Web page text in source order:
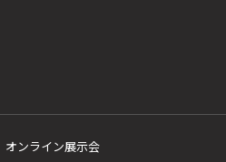
オンライン展示会